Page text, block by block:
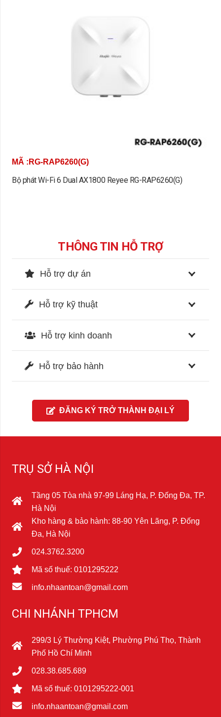
MÃ :RG-RAP6260(G)
Bộ phát Wi-Fi 6 Dual AX1800 Reyee RG-RAP6260(G)
THÔNG TIN HỖ TRỢ
Hỗ trợ dự án
Hỗ trợ kỹ thuật
Hỗ trợ kinh doanh
Hỗ trợ bảo hành
ĐĂNG KÝ TRỞ THÀNH ĐẠI LÝ
TRỤ SỞ HÀ NỘI
Tầng 05 Tòa nhà 97-99 Láng Hạ, P. Đống Đa, TP.
Hà Nội
Kho hàng & bảo hành: 88-90 Yên Lãng, P. Đống
Đa, Hà Nội
024.3762.3200
Mã số thuế: 0101295222
info.nhaantoan@gmail.com
CHI NHÁNH TPHCM
299/3 Lý Thường Kiệt, Phường Phú Thọ, Thành
Phố Hồ Chí Minh
028.38.685.689
Mã số thuế: 0101295222-001
info.nhaantoan@gmail.com